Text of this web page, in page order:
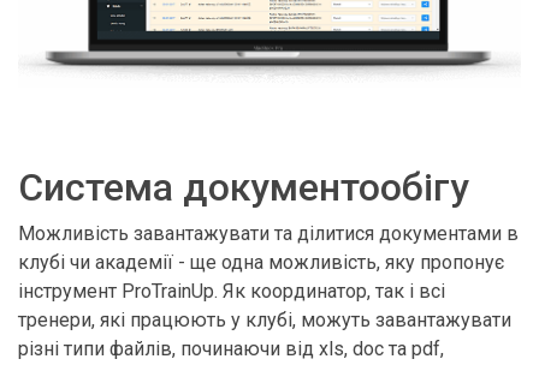
Система документообігу
Можливість завантажувати та ділитися документами в
клубі чи академії - ще одна можливість, яку пропонує
інструмент ProTrainUp. Як координатор, так і всі
тренери, які працюють у клубі, можуть завантажувати
різні типи файлів, починаючи від xls, doc та pdf,